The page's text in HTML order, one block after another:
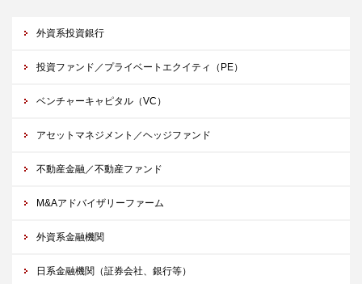
外資系投資銀行
投資ファンド／プライベートエクイティ（PE）
ベンチャーキャピタル（VC）
アセットマネジメント／ヘッジファンド
不動産金融／不動産ファンド
M&Aアドバイザリーファーム
外資系金融機関
日系金融機関（証券会社、銀行等）